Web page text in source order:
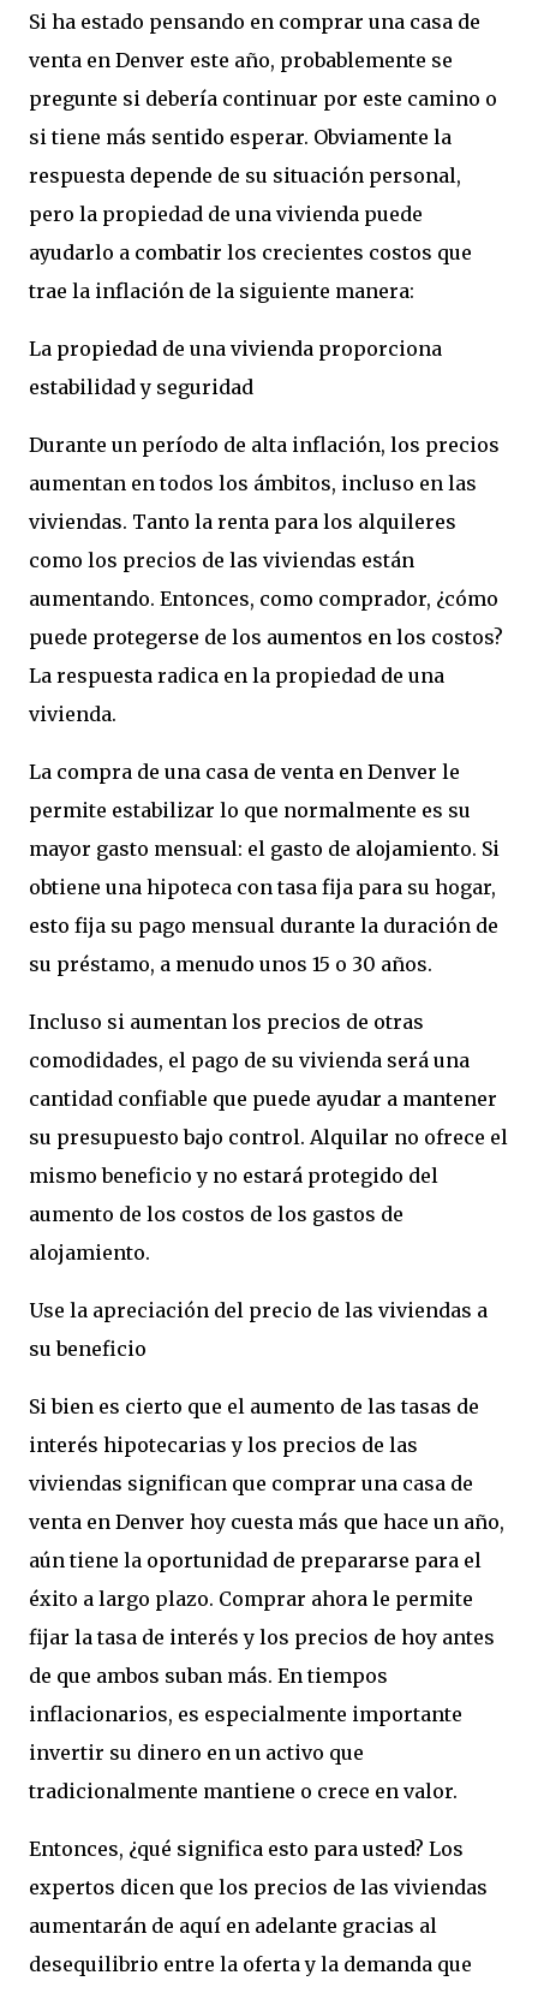
Si ha estado pensando en comprar una casa de
venta en Denver este año, probablemente se
pregunte si debería continuar por este camino o
si tiene más sentido esperar. Obviamente la
respuesta depende de su situación personal,
pero la propiedad de una vivienda puede
ayudarlo a combatir los crecientes costos que
trae la inflación de la siguiente manera:
La propiedad de una vivienda proporciona
estabilidad y seguridad
Durante un período de alta inflación, los precios
aumentan en todos los ámbitos, incluso en las
viviendas. Tanto la renta para los alquileres
como los precios de las viviendas están
aumentando. Entonces, como comprador, ¿cómo
puede protegerse de los aumentos en los costos?
La respuesta radica en la propiedad de una
vivienda.
La compra de una casa de venta en Denver le
permite estabilizar lo que normalmente es su
mayor gasto mensual: el gasto de alojamiento. Si
obtiene una hipoteca con tasa fija para su hogar,
esto fija su pago mensual durante la duración de
su préstamo, a menudo unos 15 o 30 años.
Incluso si aumentan los precios de otras
comodidades, el pago de su vivienda será una
cantidad confiable que puede ayudar a mantener
su presupuesto bajo control. Alquilar no ofrece el
mismo beneficio y no estará protegido del
aumento de los costos de los gastos de
alojamiento.
Use la apreciación del precio de las viviendas a
su beneficio
Si bien es cierto que el aumento de las tasas de
interés hipotecarias y los precios de las
viviendas significan que comprar una casa de
venta en Denver hoy cuesta más que hace un año,
aún tiene la oportunidad de prepararse para el
éxito a largo plazo. Comprar ahora le permite
fijar la tasa de interés y los precios de hoy antes
de que ambos suban más. En tiempos
inflacionarios, es especialmente importante
invertir su dinero en un activo que
tradicionalmente mantiene o crece en valor.
Entonces, ¿qué significa esto para usted? Los
expertos dicen que los precios de las viviendas
aumentarán de aquí en adelante gracias al
desequilibrio entre la oferta y la demanda que